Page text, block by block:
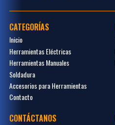
CATEGORÍAS
Inicio
Herramientas Eléctricas
Herramientas Manuales
Soldadura
Accesorios para Herramientas
Contacto
CONTÁCTANOS